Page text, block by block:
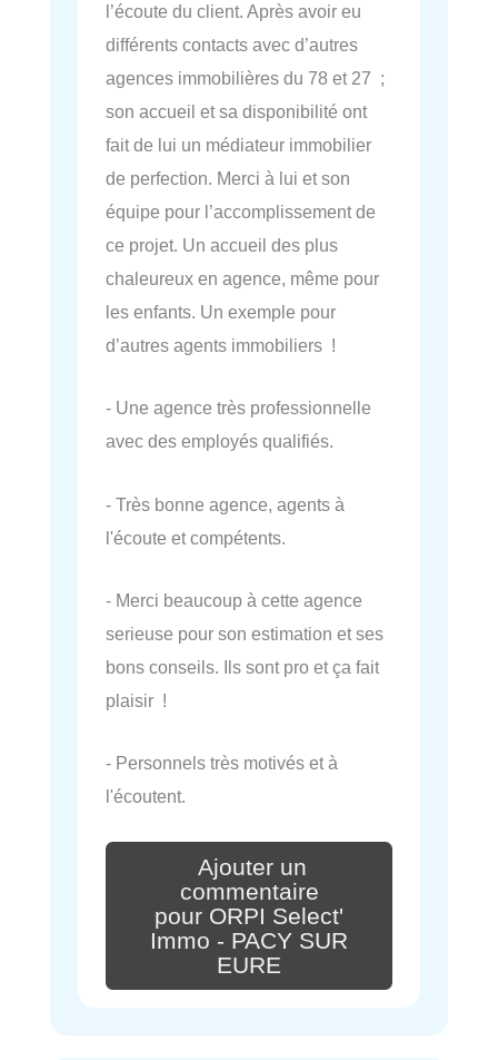
l’écoute du client. Après avoir eu
différents contacts avec d’autres
agences immobilières du 78 et 27 ;
son accueil et sa disponibilité ont
fait de lui un médiateur immobilier
de perfection. Merci à lui et son
équipe pour l’accomplissement de
ce projet. Un accueil des plus
chaleureux en agence, même pour
les enfants. Un exemple pour
d’autres agents immobiliers !
- Une agence très professionnelle
avec des employés qualifiés.
- Très bonne agence, agents à
l'écoute et compétents.
- Merci beaucoup à cette agence
serieuse pour son estimation et ses
bons conseils. Ils sont pro et ça fait
plaisir !
- Personnels très motivés et à
l'écoutent.
Ajouter un
commentaire
pour ORPI Select'
Immo - PACY SUR
EURE